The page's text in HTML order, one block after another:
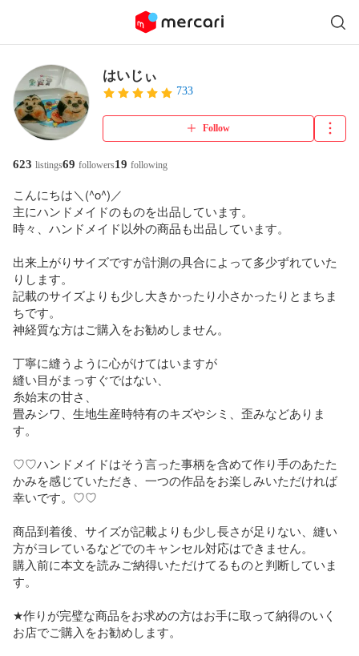
はいじぃ
733
Follow
623 listings69 followers19 following
こんにちは＼(^o^)／
主にハンドメイドのものを出品しています。
時々、ハンドメイド以外の商品も出品しています。
出来上がりサイズですが計測の具合によって多少ずれていた
りします。
記載のサイズよりも少し大きかったり小さかったりとまちま
ちです。
神経質な方はご購入をお勧めしません。
丁寧に縫うように心がけてはいますが
縫い目がまっすぐではない、
糸始末の甘さ、
畳みシワ、生地生産時特有のキズやシミ、歪みなどありま
す。
♡♡ハンドメイドはそう言った事柄を含めて作り手のあたた
かみを感じていただき、一つの作品をお楽しみいただければ
幸いです。♡♡
商品到着後、サイズが記載よりも少し長さが足りない、縫い
方がヨレているなどでのキャンセル対応はできません。
購入前に本文を読みご納得いただけてるものと判断していま
す。
★作りが完璧な商品をお求めの方はお手に取って納得のいく
お店でご購入をお勧めします。